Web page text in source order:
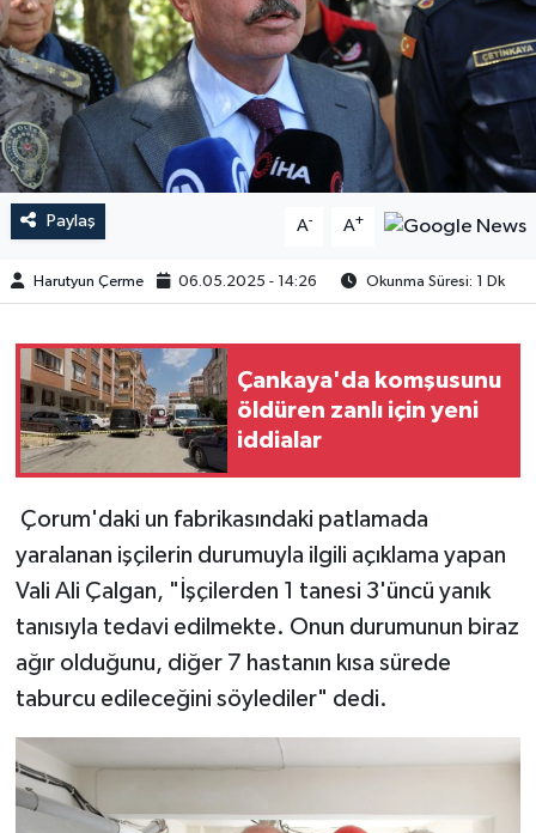
Paylaş A- A+
Harutyun Çerme 06.05.2025 - 14:26 Okunma Süresi: 1 Dk
Çankaya'da komşusunu
öldüren zanlı için yeni
iddialar
Çorum'daki un fabrikasındaki patlamada
yaralanan işçilerin durumuyla ilgili açıklama yapan
Vali Ali Çalgan, "İşçilerden 1 tanesi 3'üncü yanık
tanısıyla tedavi edilmekte. Onun durumunun biraz
ağır olduğunu, diğer 7 hastanın kısa sürede
taburcu edileceğini söylediler" dedi.